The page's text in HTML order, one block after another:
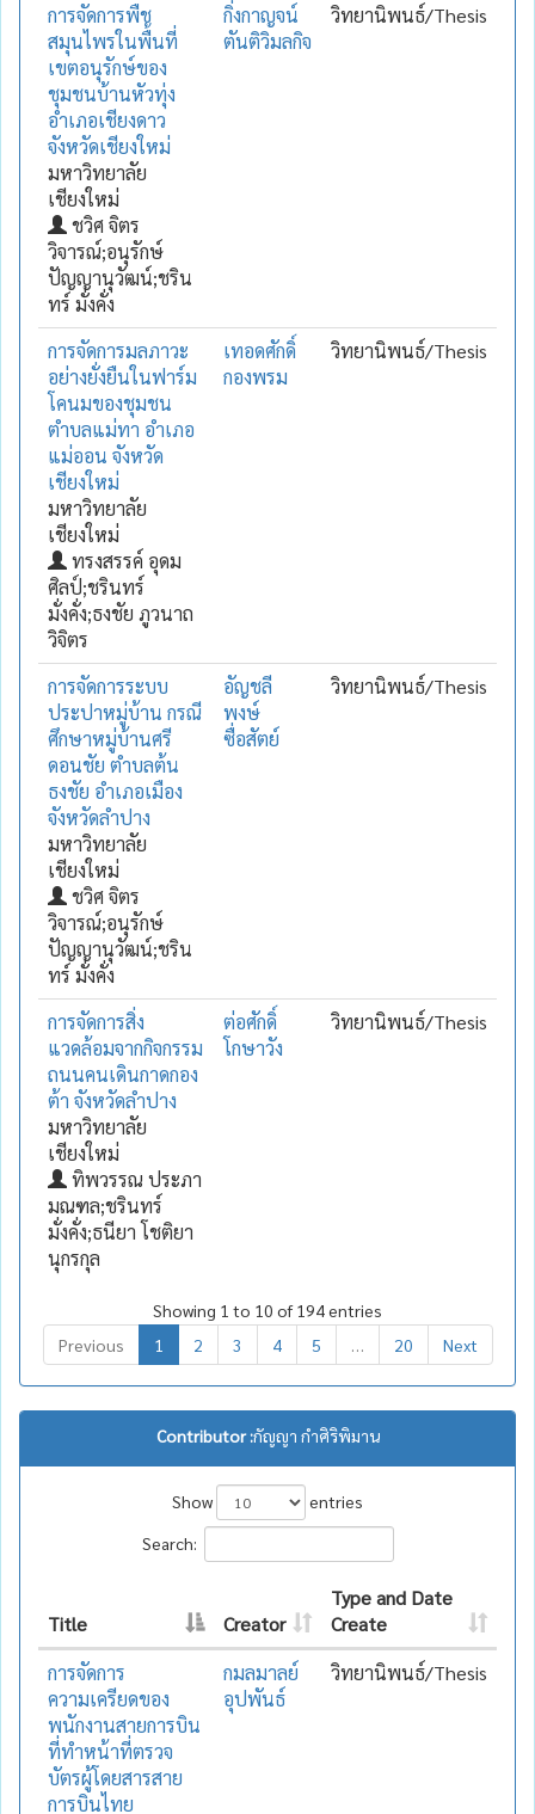
การจัดการพืช
สมุนไพรในพื้นที่
เขตอนุรักษ์ของ
ชุมชนบ้านหัวทุ่ง
อำเภอเชียงดาว
จังหวัดเชียงใหม่
มหาวิทยาลัย
เชียงใหม่
ชวิศ จิตร
วิจารณ์;อนุรักษ์
ปัญญานุวัฒน์;ชริน
ทร์ มั่งคั่ง
กิ่งกาญจน์
ตันติวิมลกิจ
วิทยานิพนธ์/Thesis
การจัดการมลภาวะ
อย่างยั่งยืนในฟาร์ม
โคนมของชุมชน
ตำบลแม่ทา อำเภอ
แม่ออน จังหวัด
เชียงใหม่
มหาวิทยาลัย
เชียงใหม่
ทรงสรรค์ อุดม
ศิลป์;ชรินทร์
มั่งคั่ง;ธงชัย ภูวนาถ
วิจิตร
เทอดศักดิ์
กองพรม
วิทยานิพนธ์/Thesis
การจัดการระบบ
ประปาหมู่บ้าน กรณี
ศึกษาหมู่บ้านศรี
ดอนชัย ตำบลต้น
ธงชัย อำเภอเมือง
จังหวัดลำปาง
มหาวิทยาลัย
เชียงใหม่
ชวิศ จิตร
วิจารณ์;อนุรักษ์
ปัญญานุวัฒน์;ชริน
ทร์ มั่งคั่ง
อัญชลี
พงษ์
ซื่อสัตย์
วิทยานิพนธ์/Thesis
การจัดการสิ่ง
แวดล้อมจากกิจกรรม
ถนนคนเดินกาดกอง
ต้า จังหวัดลำปาง
มหาวิทยาลัย
เชียงใหม่
ทิพวรรณ ประภา
มณฑล;ชรินทร์
มั่งคั่ง;ธนียา โชติยา
นุกรกุล
ต่อศักดิ์
โกษาวัง
วิทยานิพนธ์/Thesis
Showing 1 to 10 of 194 entries
Previous
1 2 3 4 5 20 Next
Contributor :กัญญา กำศิริพิมาน
Show
entries
Search:
Title Creator
Type and Date
Create
การจัดการ
ความเครียดของ
พนักงานสายการบิน
ที่ทำหน้าที่ตรวจ
บัตรผู้โดยสารสาย
การบินไทย
กมลมาลย์
อุปพันธ์
วิทยานิพนธ์/Thesis